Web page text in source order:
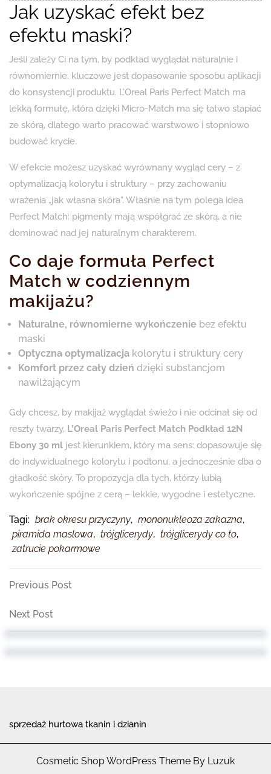
Jak uzyskać efekt bez
efektu maski?
Jeśli zależy Ci na tym, by podkład wyglądał naturalnie i
równomiernie, kluczowe jest dopasowanie sposobu aplikacji
do konsystencji produktu. L’Oreal Paris Perfect Match ma
lekką formułę, która dzięki Micro-Match ma się łatwo stapiać
ze skórą, dlatego warto pracować warstwowo i stopniowo
budować krycie.
W efekcie możesz uzyskać wyrównany wygląd cery – z
optymalizacją kolorytu i struktury – przy zachowaniu
wrażenia „jak własna skóra”. Właśnie na tym polega idea
Perfect Match: pigmenty mają współgrać ze skórą, a nie
dominować nad jej naturalnym charakterem.
Co daje formuła Perfect
Match w codziennym
makijażu?
Naturalne, równomierne wykończenie bez efektu
maski
Optyczna optymalizacja kolorytu i struktury cery
Komfort przez cały dzień dzięki substancjom
nawilżającym
Gdy chcesz, by makijaż wyglądał świeżo i nie odcinał się od
reszty twarzy, L’Oreal Paris Perfect Match Podkład 12N
Ebony 30 ml jest kierunkiem, który ma sens: dopasowuje się
do indywidualnego kolorytu i podtonu, a jednocześnie dba o
gładkość skóry. To propozycja dla tych, którzy lubią
wykończenie spójne z cerą – lekkie, wygodne i estetyczne.
Tagi: brak okresu przyczyny, mononukleoza zakazna,
piramida maslowa, trójglicerydy, trójglicerydy co to,
zatrucie pokarmowe
Nawigacja
wpisu
Previous
Previous Post
Next
Post
Next Post
sprzedaż hurtowa tkanin i dzianin
Cosmetic Shop WordPress Theme By Luzuk